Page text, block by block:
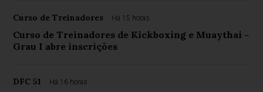
Curso de Treinadores Há 15 horas
Curso de Treinadores de Kickboxing e Muaythai –
Grau I abre inscrições
DFC 51 Há 16 horas